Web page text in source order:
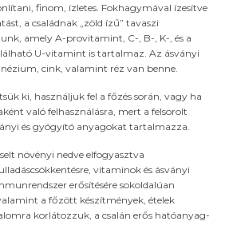
finom, ízletes. Fokhagymával ízesítve
a családnak „zöld ízű” tavaszi
amely A-provitamint, C-, B-, K-, és a
U-vitamint is tartalmaz. Az ásványi
cink, valamint réz van benne.
ki, használjuk fel a főzés során, vagy ha
való felhasználásra, mert a felsorolt
és gyógyító anyagokat tartalmazza.
növényi nedve elfogyasztva
vitaminok és ásványi
erősítésére sokoldalúan
a főzött készítmények, ételek
korlátozzuk, a csalán erős hatóanyag-